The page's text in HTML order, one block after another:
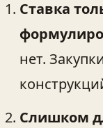
Ставка
нет.
Слишком